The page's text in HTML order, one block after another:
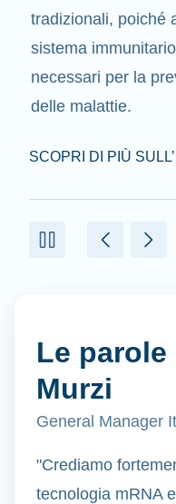
tradizionali, poiché
sistema
necessari per la
delle malattie.
SCOPRI DI PIÙ
Le
Murzi
General Manager
"Crediamo
tecnologia mRNA